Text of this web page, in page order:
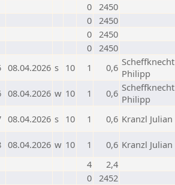
0 2450
0 2450
0 2450
0 2450
08.04.2026 s 10 1 0,6 Scheffknecht
Philipp
08.04.2026 w 10 1 0,6 Scheffknecht
Philipp
08.04.2026 s 10 1 0,6 Kranzl Julian
08.04.2026 w 10 1 0,6 Kranzl Julian
4
2,4
0 2452